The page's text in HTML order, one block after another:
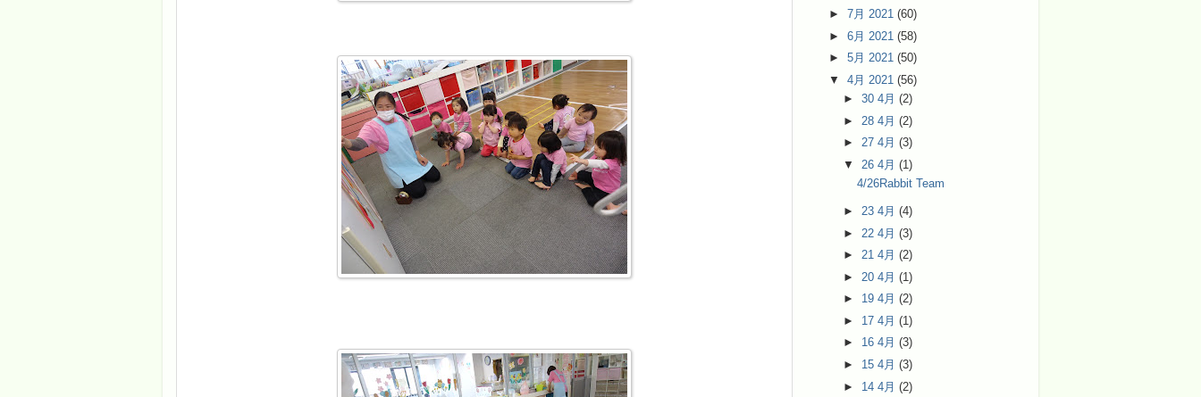
►7月 2021(60)
►6月 2021(58)
►5月 2021(50)
▼4月 2021(56)
► 30 4月 (2)
► 28 4月 (2)
► 27 4月 (3)
▼ 26 4月 (1)
4/26Rabbit Team
► 23 4月 (4)
► 22 4月 (3)
► 21 4月 (2)
► 20 4月 (1)
► 19 4月 (2)
► 17 4月 (1)
► 16 4月 (3)
► 15 4月 (3)
► 14 4月 (2)